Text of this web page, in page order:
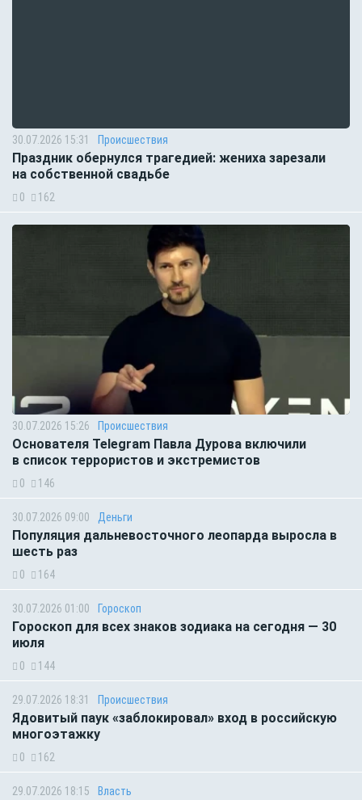
30.07.2026 15:31 Происшествия
Праздник обернулся трагедией: жениха зарезали
на собственной свадьбе
0 162
30.07.2026 15:26 Происшествия
Основателя Telegram Павла Дурова включили
в список террористов и экстремистов
0 146
30.07.2026 09:00 Деньги
Популяция дальневосточного леопарда выросла в
шесть раз
0 164
30.07.2026 01:00 Гороскоп
Гороскоп для всех знаков зодиака на сегодня — 30
июля
0 144
29.07.2026 18:31 Происшествия
Ядовитый паук «заблокировал» вход в российскую
многоэтажку
0 162
29.07.2026 18:15 Власть